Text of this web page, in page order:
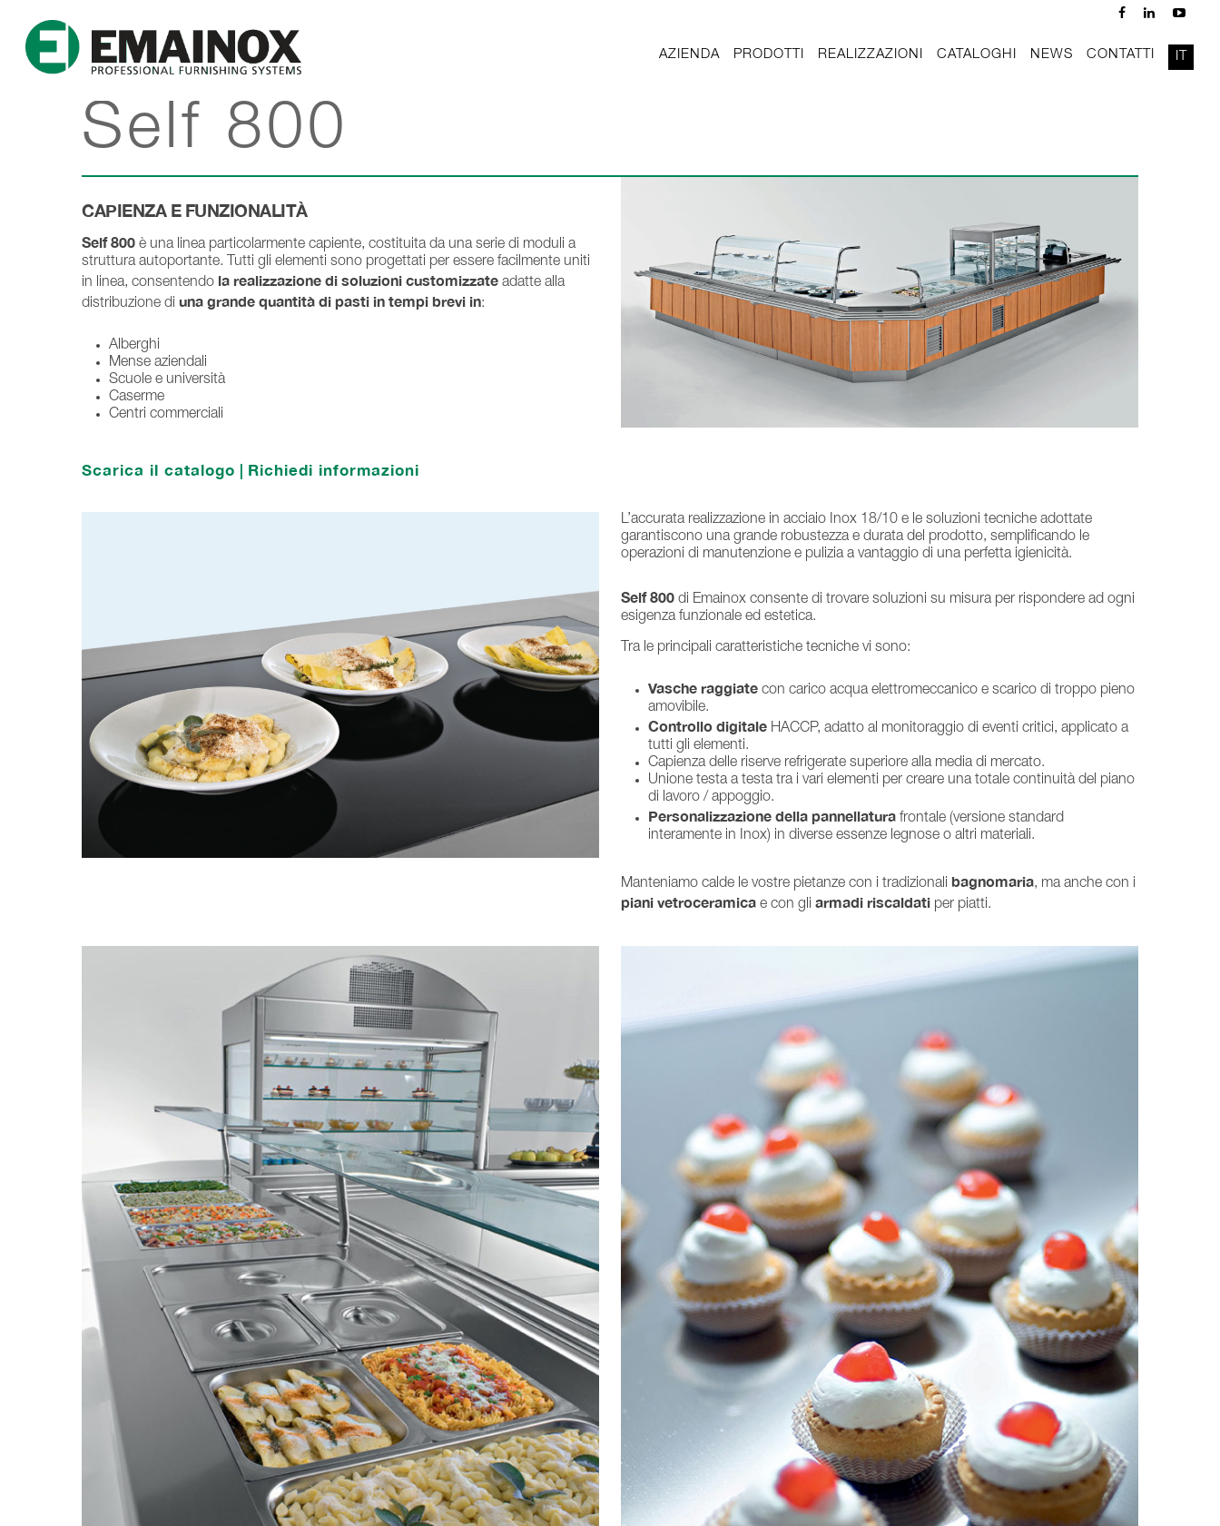
AZIENDA PRODOTTI REALIZZAZIONI CATALOGHI NEWS CONTATTI IT
Self 800
CAPIENZA E FUNZIONALITÀ
Self 800 è una linea particolarmente capiente, costituita da una serie di moduli a
struttura autoportante. Tutti gli elementi sono progettati per essere facilmente uniti
in linea, consentendo la realizzazione di soluzioni customizzate adatte alla
distribuzione di una grande quantità di pasti in tempi brevi in:
Alberghi
Mense aziendali
Scuole e università
Caserme
Centri commerciali
Scarica il catalogo | Richiedi informazioni
L’accurata realizzazione in acciaio Inox 18/10 e le soluzioni tecniche adottate
garantiscono una grande robustezza e durata del prodotto, semplificando le
operazioni di manutenzione e pulizia a vantaggio di una perfetta igienicità.
Self 800di Emainox consente di trovare soluzioni su misura per rispondere ad ogni
esigenza funzionale ed estetica.
Tra le principali caratteristiche tecniche vi sono:
Vasche raggiate con carico acqua elettromeccanico e scarico di troppo pieno
amovibile.
Controllo digitale HACCP, adatto al monitoraggio di eventi critici, applicato a
tutti gli elementi.
Capienza delle riserve refrigerate superiore alla media di mercato.
Unione testa a testa tra i vari elementi per creare una totale continuità del piano
di lavoro / appoggio.
Personalizzazione della pannellatura frontale (versione standard
interamente in Inox) in diverse essenze legnose o altri materiali.
Manteniamo calde le vostre pietanze con i tradizionalibagnomaria, ma anche con i
piani vetroceramica e con gliarmadi riscaldati per piatti.